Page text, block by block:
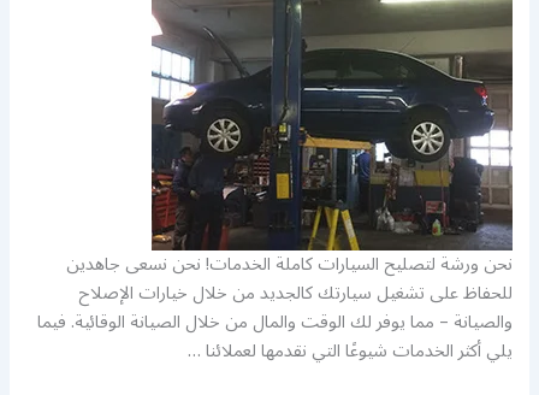
نحن ورشة لتصليح السيارات كاملة الخدمات! نحن نسعى جاهدين
للحفاظ على تشغيل سيارتك كالجديد من خلال خيارات الإصلاح
والصيانة – مما يوفر لك الوقت والمال من خلال الصيانة الوقائية. فيما
يلي أكثر الخدمات شيوعًا التي نقدمها لعملائنا …